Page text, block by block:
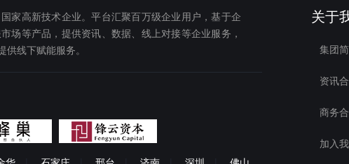
家高新技术企业。平台汇聚百万级企业用户，基于企
场等产品，提供资讯、数据、线上对接等企业服务，
线下赋能服务。
关于
集团
资讯
商务
加入